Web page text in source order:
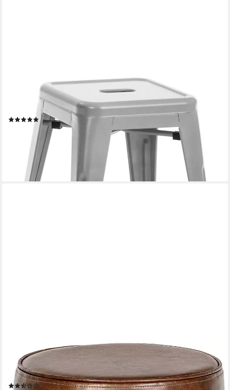
Sitzhocker Armin (1er), stapelbar, Hocker aus Metall, bis 200 kg
(4)
UVP 62,90 €
lieferbar - in 3-4 Werktagen bei dir
Sitzhocker Destin (1er), im Industrial Design, mit
Kunstlederbezug
(2)